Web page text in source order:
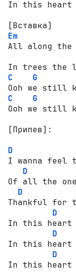
Em
All along the
C
G
C
G
Ooh we still
[Припев]:
D
I wanna feel
D
Of all the
D
Thankful for
D
In this heart
D
In this heart
D
In this heart